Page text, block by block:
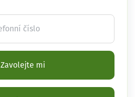
číslo
Zavolejte mi